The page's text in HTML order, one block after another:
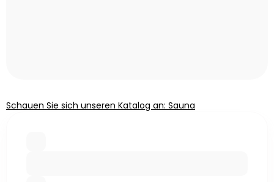
Schauen Sie sich unseren Katalog an: Sauna